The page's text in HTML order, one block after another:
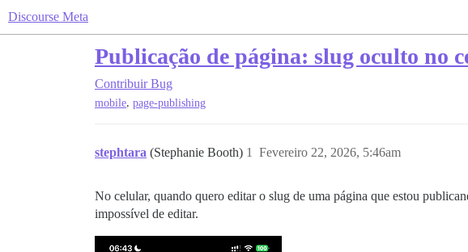
Discourse Meta
Publicação de página: slug oculto no
Contribuir Bug
mobile, page-publishing
stephtara (Stephanie Booth) Fevereiro 22, 2026, 5:46am
1
No celular, quando quero editar o slug de uma página que estou
impossível de editar.